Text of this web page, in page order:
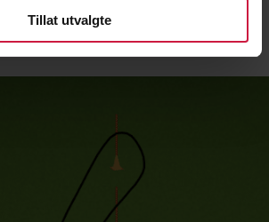
Tillat utvalgte
6